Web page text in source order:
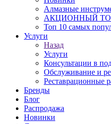
Алмазные
АКЦИОННЫЙ
Топ 10 самых
Услуги
Назад
Услуги
Консультации в
Обслуживание и
Реставрационные
Бренды
Блог
Распродажа
Новинки